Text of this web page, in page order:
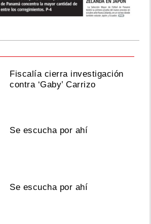
Fiscalía cierra investigación
contra ‘Gaby’ Carrizo
Se escucha por ahí
Se escucha por ahí